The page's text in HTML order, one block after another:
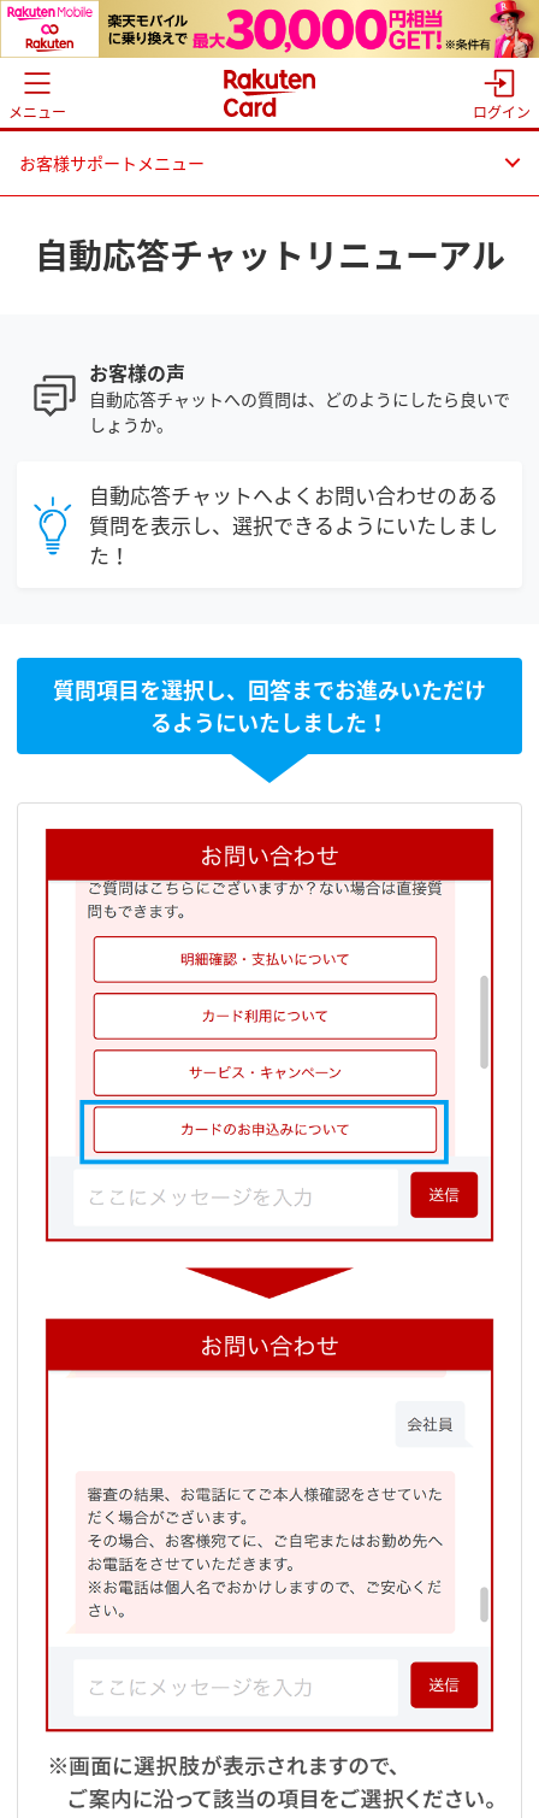
メニュー ログイン
お客様サポートメニュー
自動応答チャットリニューアル
お客様の声
自動応答チャットへの質問は、どのようにしたら良いで
しょうか。
自動応答チャットへよくお問い合わせのある
質問を表示し、選択できるようにいたしまし
た！
質問項目を選択し、回答までお進みいただけ
るようにいたしました！